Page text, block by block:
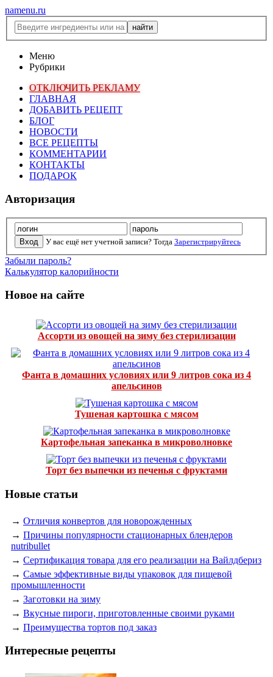
namenu.ru
Меню
Рубрики
ОТКЛЮЧИТЬ РЕКЛАМУ
ГЛАВНАЯ
ДОБАВИТЬ РЕЦЕПТ
БЛОГ
НОВОСТИ
ВСЕ РЕЦЕПТЫ
КОММЕНТАРИИ
КОНТАКТЫ
ПОДАРОК
Авторизация
У вас ещё нет учетной записи? Тогда Зарегистрируйтесь
Забыли пароль?
Калькулятор калорийности
Новое на сайте
Ассорти из овощей на зиму без стерилизации
Фанта в домашних условиях или 9 литров сока из 4
апельсинов
Тушеная картошка с мясом
Картофельная запеканка в микроволновке
Торт без выпечки из печенья с фруктами
Новые статьи
→ Отличия конвертов для новорожденных
→ Причины популярности стационарных блендеров
nutribullet
→ Сертификация товара для его реализации на Вайлдбериз
→ Самые эффективные виды упаковок для пищевой
промышленности
→ Заготовки на зиму
→ Вкусные пироги, приготовленные своими руками
→ Преимущества тортов под заказ
Интересные рецепты